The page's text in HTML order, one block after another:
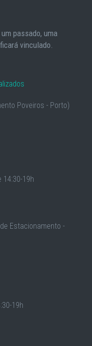
passado, uma
vinculado.
Poveiros - Porto)
14:30-19h
Estacionamento -
19h